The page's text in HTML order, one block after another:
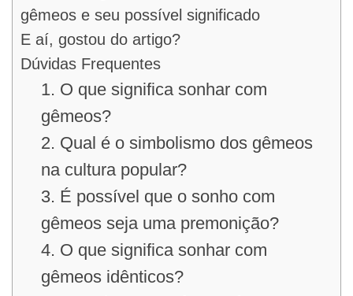
gêmeos e seu possível significado
E aí, gostou do artigo?
Dúvidas Frequentes
1. O que significa sonhar com
gêmeos?
2. Qual é o simbolismo dos gêmeos
na cultura popular?
3. É possível que o sonho com
gêmeos seja uma premonição?
4. O que significa sonhar com
gêmeos idênticos?